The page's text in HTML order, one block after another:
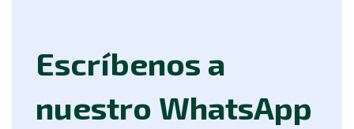
Escríbenos a
nuestro WhatsApp